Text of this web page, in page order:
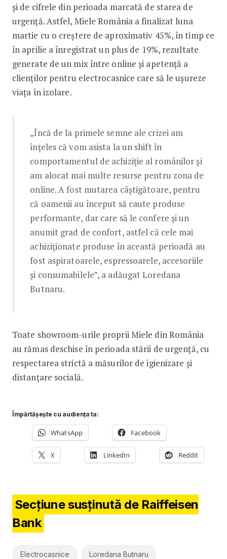
și de cifrele din perioada marcată de starea de
urgență. Astfel, Miele România a finalizat luna
martie cu o creștere de aproximativ 45%, în timp ce
în aprilie a înregistrat un plus de 19%, rezultate
generate de un mix între online și apetență a
clienților pentru electrocasnice care să le ușureze
viața în izolare.
„Încă de la primele semne ale crizei am
înțeles că vom asista la un shift în
comportamentul de achiziție al românilor și
am alocat mai multe resurse pentru zona de
online. A fost mutarea câștigătoare, pentru
că oamenii au început să caute produse
performante, dar care să le confere și un
anumit grad de confort, astfel că cele mai
achiziționate produse în această perioadă au
fost aspiratoarele, espressoarele, accesoriile
și consumabilele”, a adăugat Loredana
Butnaru.
Toate showroom-urile proprii Miele din România
au rămas deschise în perioada stării de urgență, cu
respectarea strictă a măsurilor de igienizare și
distanțare socială.
Împărtășește cu audiența ta:
WhatsApp Facebook
X LinkedIn Reddit
Secțiune susținută de Raiffeisen
Bank
Electrocasnice Loredana Butnaru